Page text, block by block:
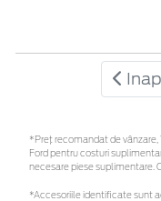
*Preţ recomandat de vânzare,
Ford pentru costuri
necesare piese suplimentare.
*Accesoriile identificate sunt